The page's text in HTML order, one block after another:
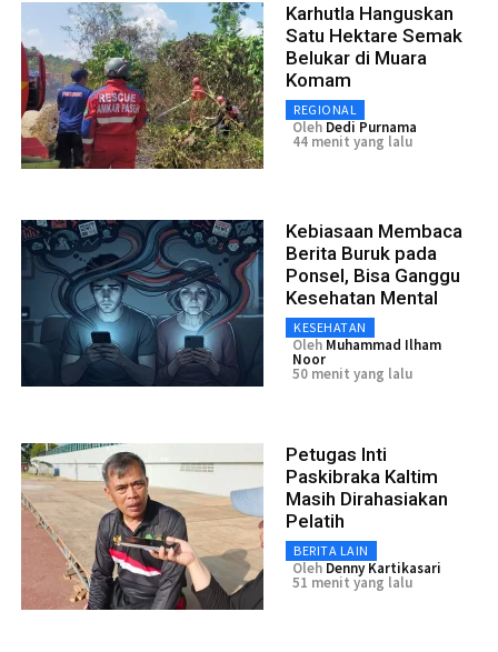
Karhutla Hanguskan
Satu Hektare Semak
Belukar di Muara
Komam
REGIONAL
Oleh Dedi Purnama
44 menit yang lalu
Kebiasaan Membaca
Berita Buruk pada
Ponsel, Bisa Ganggu
Kesehatan Mental
KESEHATAN
Oleh Muhammad Ilham
Noor
50 menit yang lalu
Petugas Inti
Paskibraka Kaltim
Masih Dirahasiakan
Pelatih
BERITA LAIN
Oleh Denny Kartikasari
51 menit yang lalu